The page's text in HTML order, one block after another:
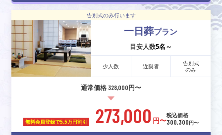
告別式のみ行います
一日葬プラン
目安人数5名～
少人数 近親者
告別式
のみ
通常価格 328,000円〜
無料会員登録で5.5万円割引 273,000 円〜
税込価格
300,300円〜